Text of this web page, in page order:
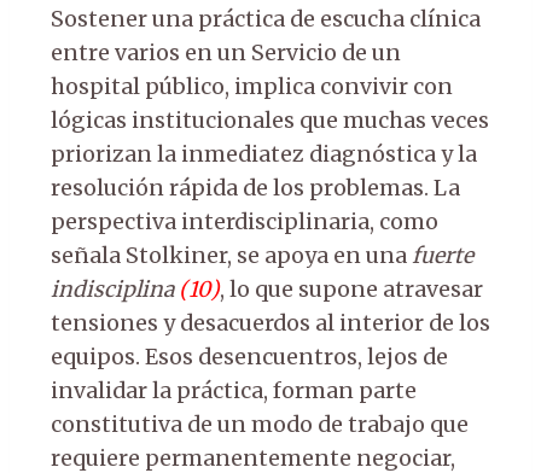
Sostener una práctica de escucha clínica
entre varios en un Servicio de un
hospital público, implica convivir con
lógicas institucionales que muchas veces
priorizan la inmediatez diagnóstica y la
resolución rápida de los problemas. La
perspectiva interdisciplinaria, como
señala Stolkiner, se apoya en unafuerte
indisciplina (10), lo que supone atravesar
tensiones y desacuerdos al interior de los
equipos. Esos desencuentros, lejos de
invalidar la práctica, forman parte
constitutiva de un modo de trabajo que
requiere permanentemente negociar,